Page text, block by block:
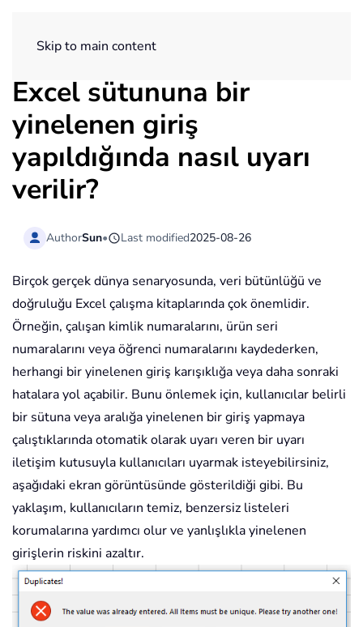
Skip to main content
Excel sütununa bir
yinelenen giriş
yapıldığında nasıl uyarı
verilir?
AuthorSun• Last modified2025-08-26
Birçok gerçek dünya senaryosunda, veri bütünlüğü ve
doğruluğu Excel çalışma kitaplarında çok önemlidir.
Örneğin, çalışan kimlik numaralarını, ürün seri
numaralarını veya öğrenci numaralarını kaydederken,
herhangi bir yinelenen giriş karışıklığa veya daha sonraki
hatalara yol açabilir. Bunu önlemek için, kullanıcılar belirli
bir sütuna veya aralığa yinelenen bir giriş yapmaya
çalıştıklarında otomatik olarak uyarı veren bir uyarı
iletişim kutusuyla kullanıcıları uyarmak isteyebilirsiniz,
aşağıdaki ekran görüntüsünde gösterildiği gibi. Bu
yaklaşım, kullanıcıların temiz, benzersiz listeleri
korumalarına yardımcı olur ve yanlışlıkla yinelenen
girişlerin riskini azaltır.